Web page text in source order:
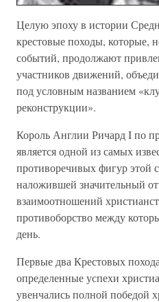
Целую эпоху в истории
крестовые походы, которые,
событий, продолжают
участников движений,
под условным названием
реконструкции».
Король Англии Ричард I по
является одной из самых
противоречивых фигур этой
наложившей значительный
взаимоотношений
противоборство между
день.
Первые два Крестовых
определенные успехи
увенчались полной победой